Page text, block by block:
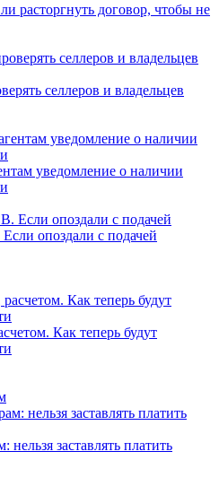
расторгнуть договор, чтобы не
селлеров и владельцев
уведомление о наличии
опоздали с подачей
Как теперь будут
заставлять платить